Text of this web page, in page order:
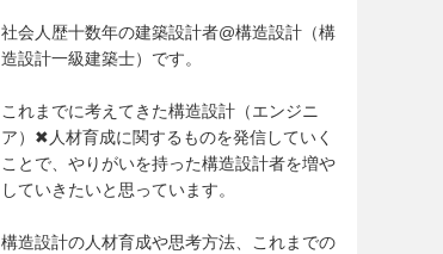
社会人歴十数年の建築設計者@構造設計（構
造設計一級建築士）です。
これまでに考えてきた構造設計（エンジニ
ア）✖人材育成に関するものを発信していく
ことで、やりがいを持った構造設計者を増や
していきたいと思っています。
構造設計の人材育成や思考方法、これまでの